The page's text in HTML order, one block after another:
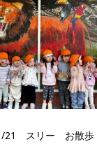
21 スリー お散歩